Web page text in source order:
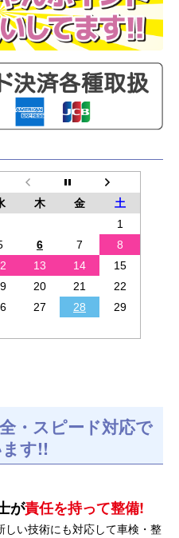
木 金
土
1
6 7
8
13 14
15
20 21
22
27 28
29
・スピード対応で
す!!
が責任を持って整備!
い技術にも対応して車検・整